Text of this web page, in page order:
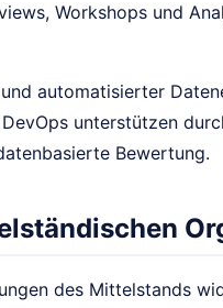
Workshops und
automatisierter
unterstützen
Bewertung.
des Mittelstands